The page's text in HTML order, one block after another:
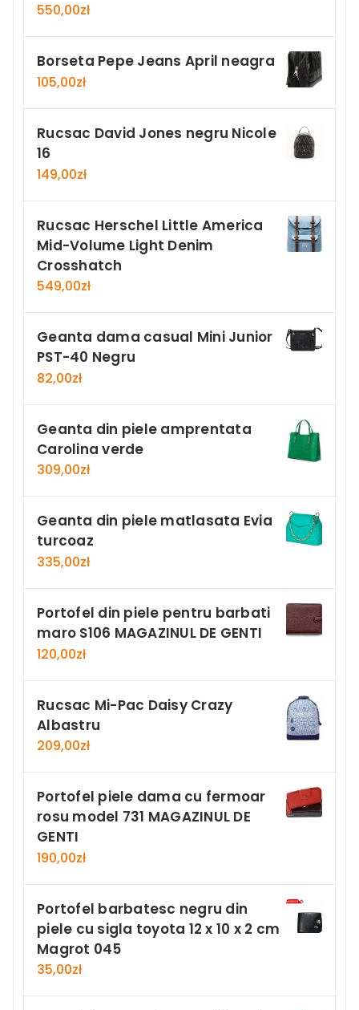
550,00zł
Borseta Pepe Jeans April neagra
105,00zł
Rucsac David Jones negru Nicole
16
149,00zł
Rucsac Herschel Little America
Mid-Volume Light Denim
Crosshatch
549,00zł
Geanta dama casual Mini Junior
PST-40 Negru
82,00zł
Geanta din piele amprentata
Carolina verde
309,00zł
Geanta din piele matlasata Evia
turcoaz
335,00zł
Portofel din piele pentru barbati
maro S106 MAGAZINUL DE GENTI
120,00zł
Rucsac Mi-Pac Daisy Crazy
Albastru
209,00zł
Portofel piele dama cu fermoar
rosu model 731 MAGAZINUL DE
GENTI
190,00zł
Portofel barbatesc negru din
piele cu sigla toyota 12 x 10 x 2 cm
Magrot 045
35,00zł